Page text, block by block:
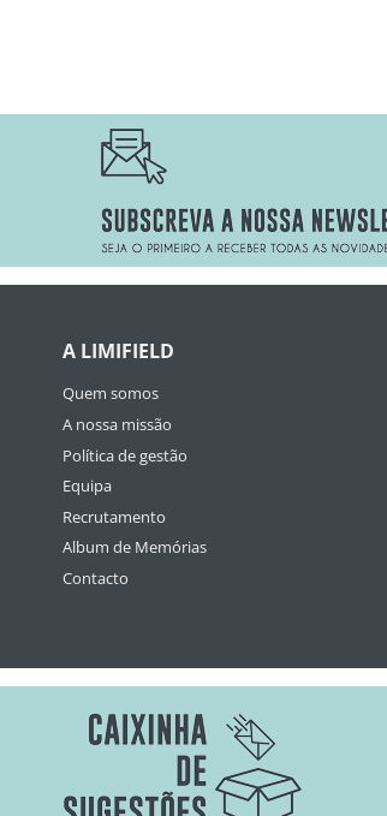
A LIMIFIELD
Quem somos
A nossa missão
Política de gestão
Equipa
Recrutamento
Album de Memórias
Contacto